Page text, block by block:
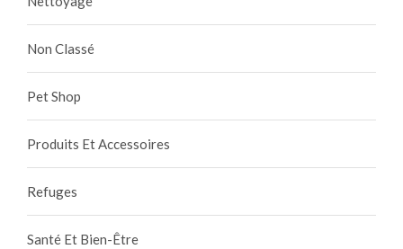
Non Classé
Pet Shop
Produits Et Accessoires
Refuges
Santé Et Bien-Être